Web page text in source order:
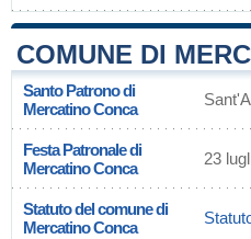
COMUNE DI
Santo Patrono di
Mercatino Conca
Festa Patronale di
Mercatino Conca
23
Statuto del comune di
Mercatino Conca